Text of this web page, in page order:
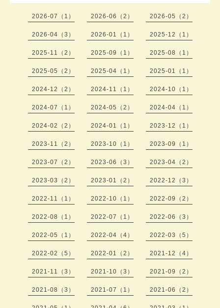
2026-07（1） 2026-06（2） 2026-05（2）
2026-04（3） 2026-01（1） 2025-12（1）
2025-11（2） 2025-09（1） 2025-08（1）
2025-05（2） 2025-04（1） 2025-01（1）
2024-12（2） 2024-11（1） 2024-10（1）
2024-07（1） 2024-05（2） 2024-04（1）
2024-02（2） 2024-01（1） 2023-12（1）
2023-11（2） 2023-10（1） 2023-09（1）
2023-07（2） 2023-06（3） 2023-04（2）
2023-03（2） 2023-01（2） 2022-12（3）
2022-11（1） 2022-10（1） 2022-09（2）
2022-08（1） 2022-07（1） 2022-06（3）
2022-05（1） 2022-04（4） 2022-03（5）
2022-02（5） 2022-01（2） 2021-12（4）
2021-11（3） 2021-10（3） 2021-09（2）
2021-08（3） 2021-07（1） 2021-06（2）